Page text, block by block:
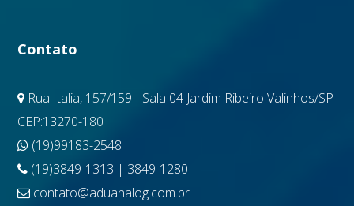
Contato
Rua Italia, 157/159 - Sala 04 Jardim Ribeiro Valinhos/SP
CEP:13270-180
(19)99183-2548
(19)3849-1313 | 3849-1280
contato@aduanalog.com.br